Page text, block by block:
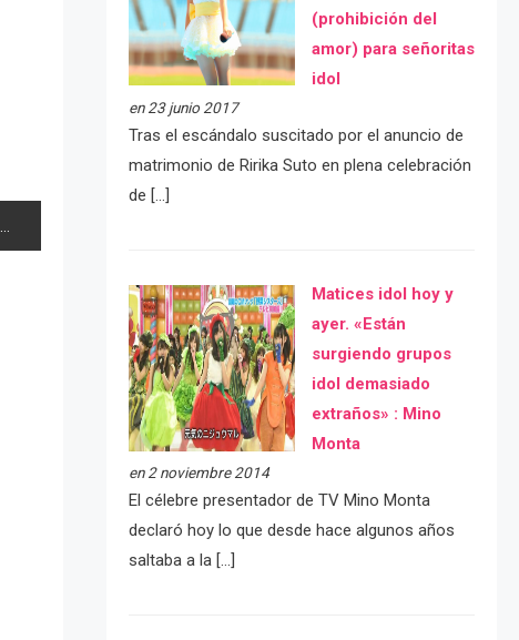
(prohibición del
amor) para señoritas
idol
en 23 junio 2017
Tras el escándalo suscitado por el anuncio de
matrimonio de Ririka Suto en plena celebración
de […]
Matices idol hoy y
ayer. «Están
surgiendo grupos
idol demasiado
extraños» : Mino
Monta
en 2 noviembre 2014
El célebre presentador de TV Mino Monta
declaró hoy lo que desde hace algunos años
saltaba a la […]